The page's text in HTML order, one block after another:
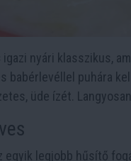
igazi nyári klasszikus,
babérlevéllel puhára
üde ízét.
egyik legjobb hűsítő